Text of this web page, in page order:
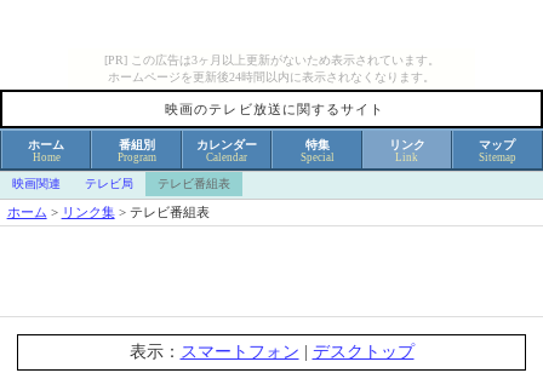
[PR] この広告は3ヶ月以上更新がないため表示されています。
ホームページを更新後24時間以内に表示されなくなります。
映画のテレビ放送に関するサイト
ホーム
Home
番組別
Program
カレンダー
Calendar
特集
Special
リンク
Link
マップ
Sitemap
映画関連 テレビ局 テレビ番組表
ホーム > リンク集> テレビ番組表
表示： スマートフォン デスクトップ